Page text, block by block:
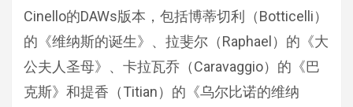
Cinello的DAWs版本，包括博蒂切利（Botticelli）
的《维纳斯的诞生》、拉斐尔（Raphael）的《大
公夫人圣母》、卡拉瓦乔（Caravaggio）的《巴
克斯》和提香（Titian）的《乌尔比诺的维纳